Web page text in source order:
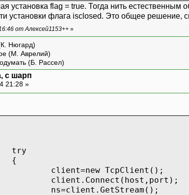
установка flag = true. Тогда нить
установки флага isclosed. Это общее решение,
от Алексей1153++ »
Нюгард)
(М. Аврелий)
(Б. Рассел)
с шарп
21:28 »
try
{
client=new TcpClient();
client.Connect(host,port);
ns=client.GetStream();